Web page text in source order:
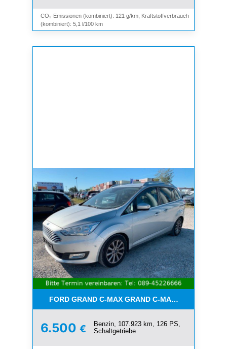
CO₂-Emissionen (kombiniert): 121 g/km, Kraftstoffverbrauch
(kombiniert): 5,1 l/100 km
FORD GRAND C-MAX GRAND C-MAX TITANIUM*7-
6.500 €
Benzin, 107.923 km, 126 PS,
Schaltgetriebe